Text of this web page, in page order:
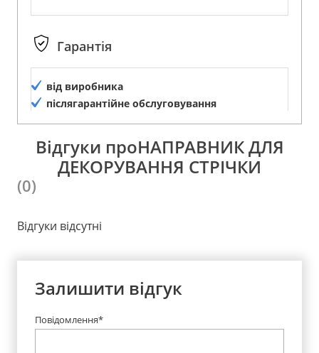
Гарантія
від виробника
післягарантійне обслуговування
Відгуки проНАПРАВНИК ДЛЯ
ДЕКОРУВАННЯ СТРІЧКИ
(0)
Відгуки відсутні
Залишити відгук
Повідомлення*